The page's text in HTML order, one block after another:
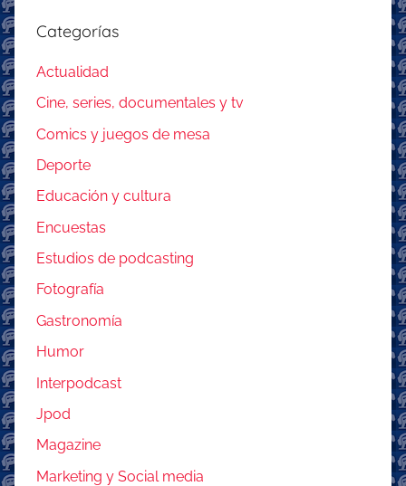
Categorías
Actualidad
Cine, series, documentales y tv
Comics y juegos de mesa
Deporte
Educación y cultura
Encuestas
Estudios de podcasting
Fotografía
Gastronomía
Humor
Interpodcast
Jpod
Magazine
Marketing y Social media